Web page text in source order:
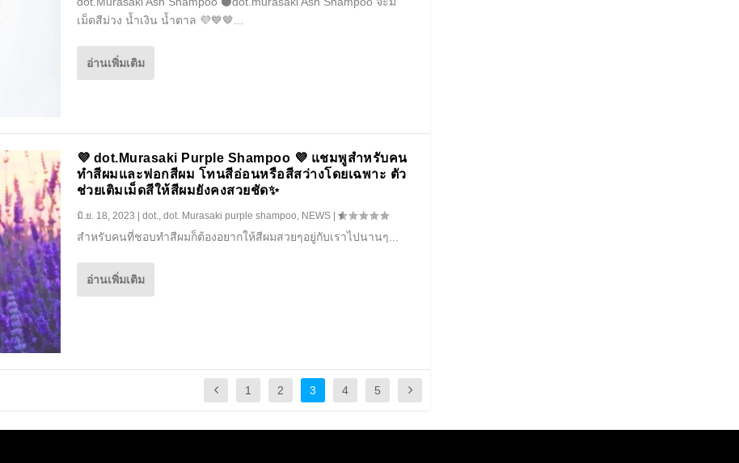
เม็ดสีม่วง น้ำเงิน น้ำตาล 💜💙🤎...
อ่านเพิ่มเติม
💜 dot.Murasaki Purple Shampoo 💜 แชมพูสำหรับคน
ทำสีผมและฟอกสีผม โทนสีอ่อนหรือสีสว่างโดยเฉพาะ ตัว
ช่วยเติมเม็ดสีให้สีผมยังคงสวยชัด✨️
มิ.ย. 18, 2023 dot., dot. Murasaki purple shampoo, NEWS|
สำหรับคนที่ชอบทำสีผมก็ต้องอยากให้สีผมสวยๆอยู่กับเราไปนานๆ...
อ่านเพิ่มเติม
1 2 3 4 5